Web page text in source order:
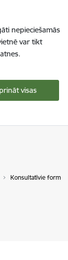
nepieciešamās
var tikt
visas
Konsultatīvie formāti